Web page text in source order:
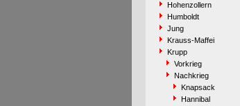
Hohenzollern
Humboldt
Jung
Krauss-Maffei
Krupp
Vorkrieg
Nachkrieg
Knapsack
Hannibal